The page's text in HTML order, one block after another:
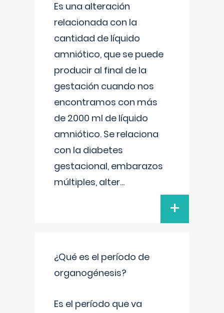
Es una alteración
relacionada con la
cantidad de líquido
amniótico, que se puede
producir al final de la
gestación cuando nos
encontramos con más
de 2000 ml de líquido
amniótico. Se relaciona
con la diabetes
gestacional, embarazos
múltiples, alter...
+
¿Qué es el período de
organogénesis?
Es el período que va